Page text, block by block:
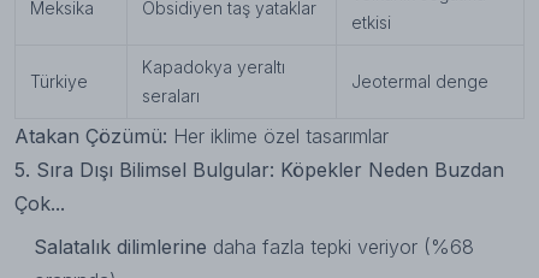
Meksika Obsidiyen taş yataklar
etkisi
Türkiye
Kapadokya yeraltı
seraları
Jeotermal denge
Atakan Çözümü: Her iklime özel tasarımlar
5. Sıra Dışı Bilimsel Bulgular: Köpekler Neden Buzdan
Çok...
Salatalık dilimlerine daha fazla tepki veriyor (%68